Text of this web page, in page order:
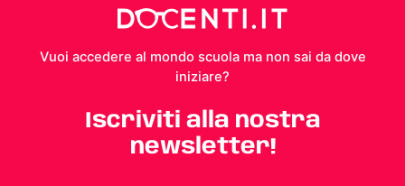
Vuoi accedere al mondo scuola ma non sai da dove
iniziare?
Iscriviti alla nostra
newsletter!